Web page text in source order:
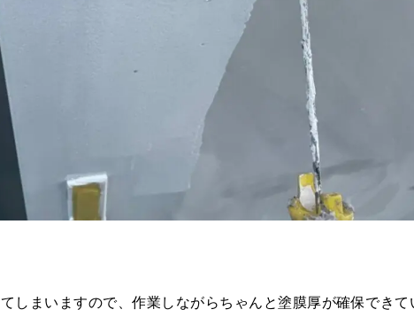
しまいますので、作業しながらちゃんと塗膜厚が確保できて